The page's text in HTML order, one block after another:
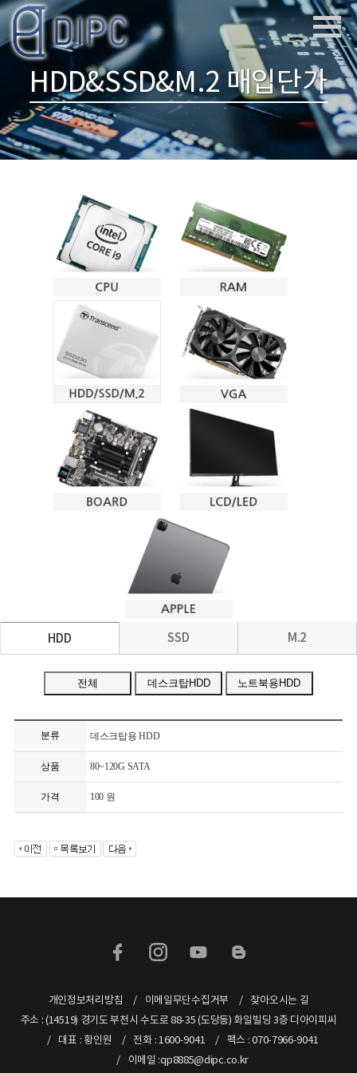
HDD&SSD&M.2 매입단가
HDD SSD M.2
분류 데스크탑용 HDD
상품 80~120G SATA
가격 100 원
개인정보처리방침 이메일무단수집거부
찾아오시는 길
주소 : (14519) 경기도 부천시 수도로 88-35 (도당동) 화일빌딩 3층 디아이피씨
대표 : 황인원
전화 : 1600-9041
팩스 : 070-7966-9041
이메일 :qp8885@dipc.co.kr